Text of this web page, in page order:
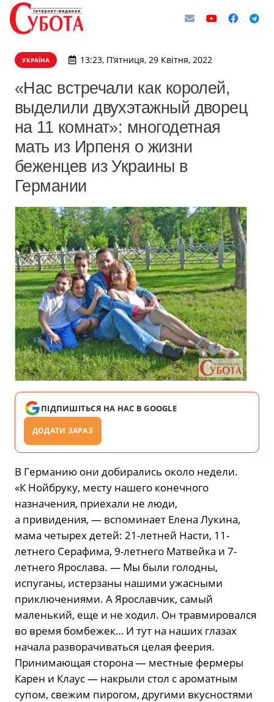
УКРАЇНА 13:23, П’ятниця, 29 Квітня, 2022
«Нас встречали как королей,
выделили двухэтажный дворец
на 11 комнат»: многодетная
мать из Ирпеня о жизни
беженцев из Украины в
Германии
ПІДПИШІТЬСЯ НА НАС В GOOGLE
ДОДАТИ ЗАРАЗ
В Германию они добирались около недели.
«К Нойбруку, месту нашего конечного
назначения, приехали не люди,
а привидения, — вспоминает Елена Лукина,
мама четырех детей: 21-летней Насти, 11-
летнего Серафима, 9-летнего Матвейка и 7-
летнего Ярослава. — Мы были голодны,
испуганы, истерзаны нашими ужасными
приключениями. А Ярославчик, самый
маленький, еще и не ходил. Он травмировался
во время бомбежек… И тут на наших глазах
начала разворачиваться целая феерия.
Принимающая сторона — местные фермеры
Карен и Клаус — накрыли стол с ароматным
супом, свежим пирогом, другими вкусностями